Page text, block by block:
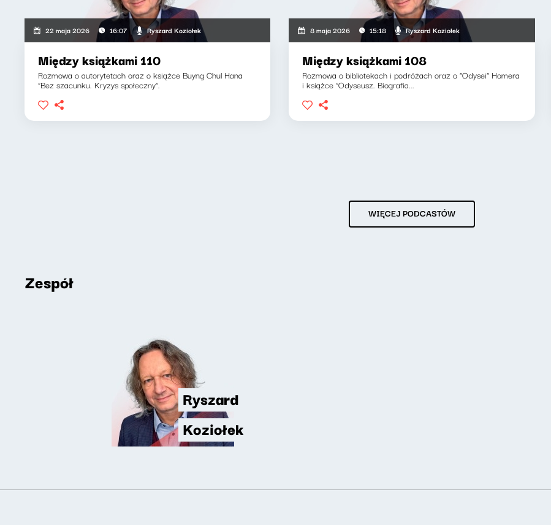
22 maja 2026 16:07 Ryszard Koziołek
Między książkami 110
Rozmowa o autorytetach oraz o książce Buyng Chul Hana
"Bez szacunku. Kryzys społeczny".
8 maja 2026 15:18 Ryszard Koziołek
Między książkami 108
Rozmowa o bibliotekach i podróżach oraz o "Odysei" Homera
i książce "Odyseusz. Biografia...
WIĘCEJ PODCASTÓW
Zespół
Ryszard
Koziołek